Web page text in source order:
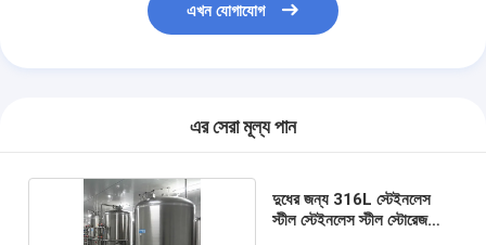
এখন যোগাযোগ
এর সেরা মূল্য পান
দুধের জন্য 316L স্টেইনলেস
স্টীল স্টেইনলেস স্টীল স্টোরেজ